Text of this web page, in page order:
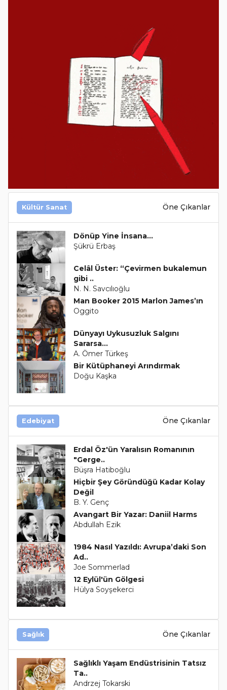
Kültür Sanat Öne Çıkanlar
Dönüp Yine İnsana...
Şükrü Erbaş
Celâl Üster: “Çevirmen bukalemun
gibi ..
N. N. Savcılıoğlu
Man Booker 2015 Marlon James’ın
Oggito
Dünyayı Uykusuzluk Salgını
Sararsa...
A. Ömer Türkeş
Bir Kütüphaneyi Arındırmak
Doğu Kaşka
Edebiyat Öne Çıkanlar
Erdal Öz'ün Yaralısın Romanının
"Gerge..
Büşra Hatiboğlu
Hiçbir Şey Göründüğü Kadar Kolay
Değil
B. Y. Genç
Avangart Bir Yazar: Daniil Harms
Abdullah Ezik
1984 Nasıl Yazıldı: Avrupa’daki Son
Ad..
Joe Sommerlad
12 Eylül'ün Gölgesi
Hülya Soyşekerci
Sağlık Öne Çıkanlar
Sağlıklı Yaşam Endüstrisinin Tatsız
Ta..
Andrzej Tokarski